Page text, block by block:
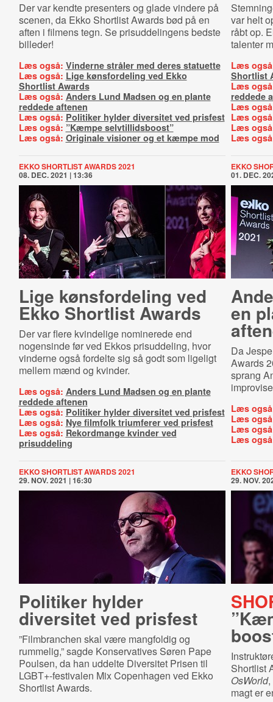
Der var kendte presenters og glade vindere på
scenen, da Ekko Shortlist Awards bød på en
aften i filmens tegn. Se prisuddelingens bedste
billeder!
Læs også: Vinderne stråler med deres statuette
Læs også: Lige kønsfordeling ved Ekko
Shortlist Awards
Læs også: Anders Lund Madsen og en plante
reddede aftenen
Læs også: Politiker hylder diversitet ved prisfest
Læs også: ”Kæmpe selvtillidsboost”
Læs også: Originale visioner og et kæmpe mod
var helt
råbt op.
talenter
Læs
Shortlist
Læs
reddede
Læs
Læs
Læs
Læs
EKKO SHORTLIST AWARDS 2021
08. DEC. 2021 | 13:36
Lige kønsfordeling ved
Ekko Shortlist Awards
Der var flere kvindelige nominerede end
nogensinde før ved Ekkos prisuddeling, hvor
vinderne også fordelte sig så godt som ligeligt
mellem mænd og kvinder.
Læs også: Anders Lund Madsen og en plante
reddede aftenen
Læs også: Politiker hylder diversitet ved prisfest
Læs også: Nye filmfolk triumferer ved prisfest
Læs også: Rekordmange kvinder ved
prisuddeling
EKKO
01. DEC.
en
Da
Awards
sprang
Læs
Læs
Læs
Læs
EKKO SHORTLIST AWARDS 2021
29. NOV. 2021 | 16:30
Politiker hylder
diversitet ved prisfest
”Filmbranchen skal være mangfoldig og
rummelig,” sagde Konservatives Søren Pape
Poulsen, da han uddelte Diversitet Prisen til
LGBT+-festivalen Mix Copenhagen ved Ekko
Shortlist Awards.
EKKO
29. NOV.
Shortlist
OsWorld,
magt er